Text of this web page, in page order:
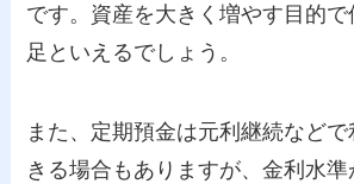
です。資産を大きく増やす目的
足といえるでしょう。
また、定期預金は元利継続など
きる場合もありますが、金利水